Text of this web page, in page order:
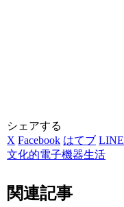
シェアする
X Facebook はてブ LINE
文化的電子機器生活
関連記事